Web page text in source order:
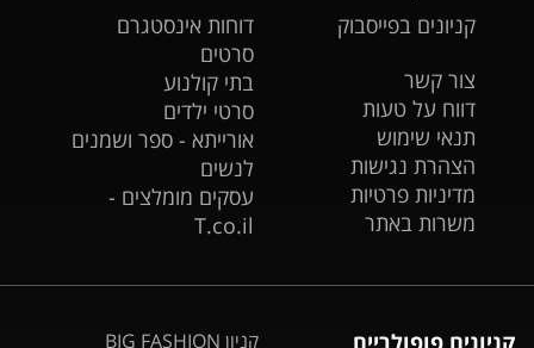
קניונים בפייסבוק
צור קשר
דווח על טעות
תנאי שימוש
הצהרת נגישות
מדיניות פרטיות
משרות באתר
דוחות אינסטגרם
סרטים
בתי קולנוע
סרטי ילדים
אורייתא - ספר ושמנים
לנשים
עסקים מומלצים -
T.co.il
קניונים פופולריים קניון BIG FASHION